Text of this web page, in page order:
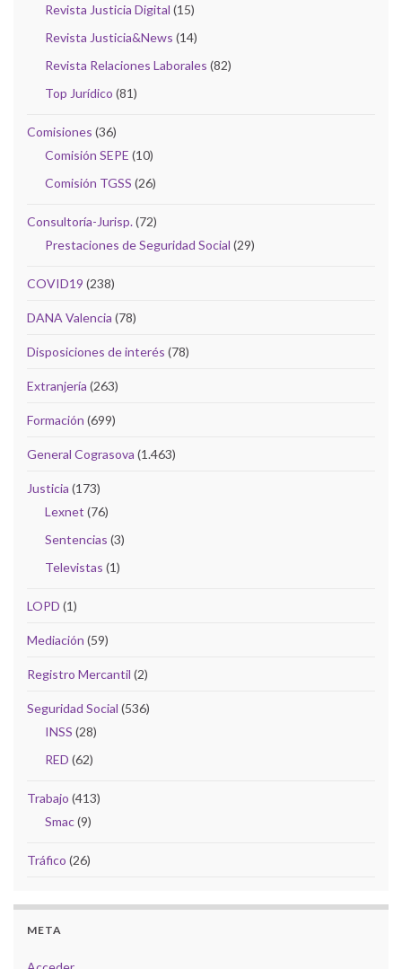
Revista Justicia Digital (15)
Revista Justicia&News (14)
Revista Relaciones Laborales (82)
Top Jurídico (81)
Comisiones (36)
Comisión SEPE (10)
Comisión TGSS (26)
Consultoría-Jurisp.(72)
Prestaciones de Seguridad Social (29)
COVID19 (238)
DANA Valencia (78)
Disposiciones de interés (78)
Extranjería (263)
Formación (699)
General Cograsova (1.463)
Justicia (173)
Lexnet (76)
Sentencias (3)
Televistas (1)
LOPD (1)
Mediación (59)
Registro Mercantil (2)
Seguridad Social (536)
INSS (28)
RED (62)
Trabajo (413)
Smac(9)
Tráfico (26)
META